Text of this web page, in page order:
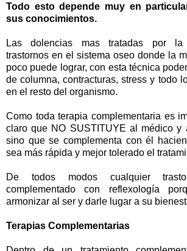
Todo esto depende muy en
sus conocimientos.
Las dolencias mas tratadas por la
trastornos en el sistema oseo donde la
poco puede lograr, con esta técnica
de columna, contracturas, stress y todo
en el resto del organismo.
Como toda terapia complementaria es
claro que NO SUSTITUYE al médico y
sino que se complementa con él
sea más rápida y mejor tolerado el
De todos modos cualquier
complementado con reflexología
armonizar al ser y darle lugar a su
Terapias Complementarias